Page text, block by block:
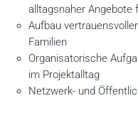
alltagsnaher Angebote
Aufbau
Familien
Organisatorische
im Projektalltag
Netzwerk- und